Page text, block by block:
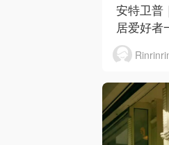
安特卫普
居爱好者